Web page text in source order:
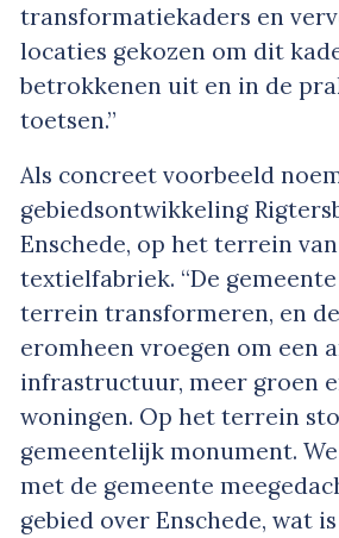
transformatiekaders en
locaties gekozen om dit
betrokkenen uit en in de
toetsen.”
Als concreet voorbeeld
gebiedsontwikkeling
Enschede, op het terrein
textielfabriek. “De
terrein transformeren, en
eromheen vroegen om een
infrastructuur, meer groen
woningen. Op het terrein
gemeentelijk monument.
met de gemeente
gebied over Enschede, wat